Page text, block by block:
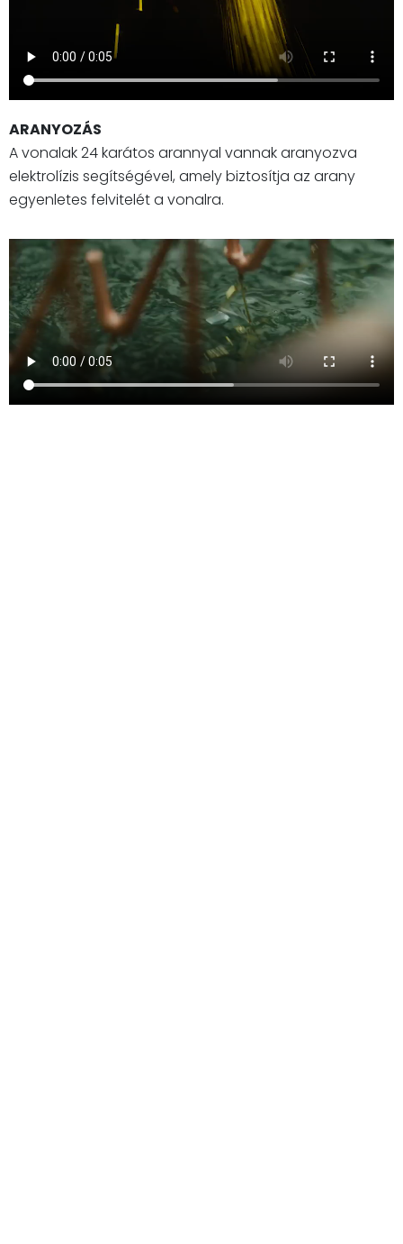
ARANYOZÁS
A vonalak 24 karátos arannyal vannak aranyozva
elektrolízis segítségével, amely biztosítja az arany
egyenletes felvitelét a vonalra.